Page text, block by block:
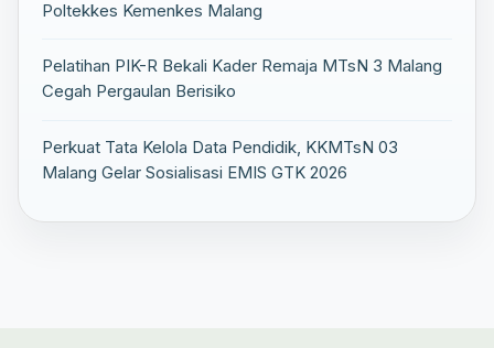
Poltekkes Kemenkes Malang
Pelatihan PIK-R Bekali Kader Remaja MTsN 3 Malang
Cegah Pergaulan Berisiko
Perkuat Tata Kelola Data Pendidik, KKMTsN 03
Malang Gelar Sosialisasi EMIS GTK 2026